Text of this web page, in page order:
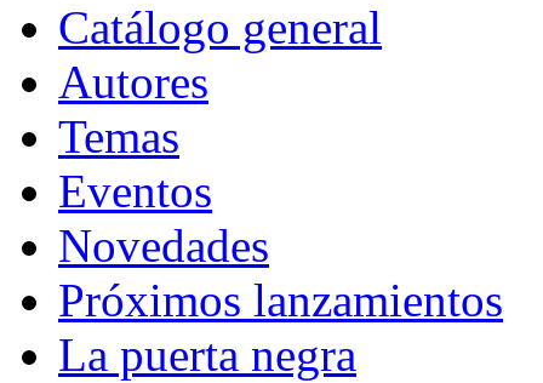
Catálogo general
Autores
Temas
Eventos
Novedades
Próximos lanzamientos
La puerta negra